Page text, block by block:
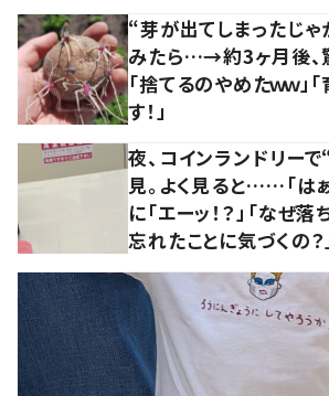
“芽が出てしまったじ
みたら…→約3ヶ月後、
「捨てるのやめたｗｗ」
す！」
夜、コインランドリー
見。よく見ると……「は
に「エーッ！？」「なぜ落
忘れたことに気づくの？